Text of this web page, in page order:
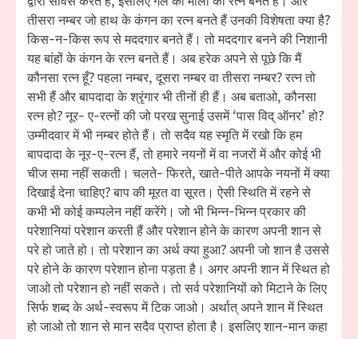
तीसरा नम्बर जो हाथ के कंगन का रत्न बनते हैं उनकी विशेषता क्या है?
किस-न-किस रूप से मददगार बनते हैं। तो मददगार बनने की निशानी
यह बांहों के कंगन के रत्न बनते हैं। अब हरेक अपने से पूछे कि मैं
कौनसा रत्न हूँ? पहला नम्बर, दूसरा नम्बर वा तीसरा नम्बर? रत्न तो
सभी हैं और बापदादा के श्रृंगार भी तीनों ही हैं। अब बताओ, कौनसा
रत्न हो? नूर- ए-रत्नों की जो परख सुनाई उसमें ‘पास विद् ऑनर’ हो?
उम्मीदवार में भी नम्बर होते हैं। तो सदैव यह स्मृति में रखो कि हम
बापदादा के नूर-ए-रत्न हैं, तो हमारे नयनों में वा नजरों में और कोई भी
चीज समा नहीं सकती। चलते- फिरते, खाते-पीते आपके नयनों में क्या
दिखाई देना चाहिए? बाप की मूरत वा सूरत। ऐसी स्थिति में रहने से
कभी भी कोई कम्पलेन नहीं करेंगे। जो भी भिन्न-भिन्न प्रकार की
परेशानियां परेशान करती हैं और परेशान होने के कारण अपनी शान से
परे हो जाते हो। तो परेशान का अर्थ क्या हुआ? अपनी जो शान है उससे
परे होने के कारण परेशान होना पड़ता है। अगर अपनी शान में स्थित हो
जाओ तो परेशान हो नहीं सकते। तो सर्व परेशानियों को मिटाने के लिए
सिर्फ शब्द के अर्थ-स्वरूप में टिक जाओ। अर्थात् अपने शान में स्थित
हो जाओ तो शान से मान सदैव प्राप्त होता है। इसलिए शान-मान कहा